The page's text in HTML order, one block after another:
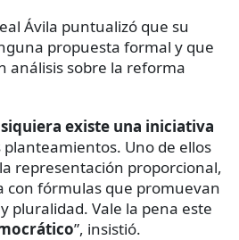
Ávila puntualizó que su
propuesta formal y que
análisis sobre la reforma
existe una iniciativa
planteamientos. Uno de ellos
representación proporcional,
con fórmulas que promuevan
pluralidad. Vale la pena este
”, insistió.